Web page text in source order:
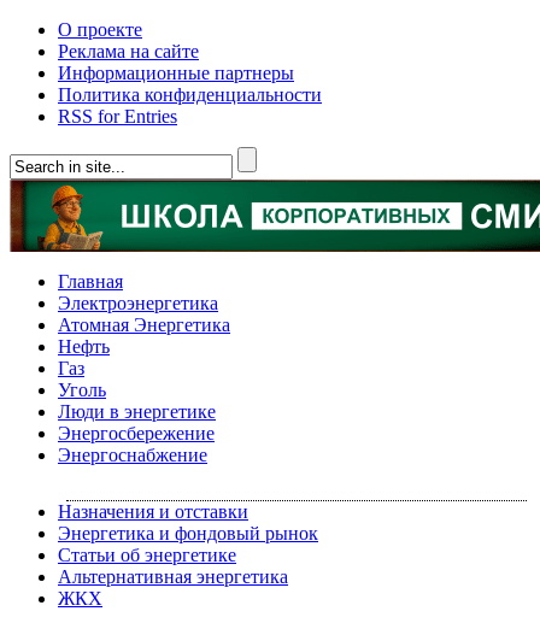
О проекте
Реклама на сайте
Информационные партнеры
Политика конфиденциальности
RSS for Entries
Главная
Электроэнергетика
Атомная Энергетика
Нефть
Газ
Уголь
Люди в энергетике
Энергосбережение
Энергоснабжение
Назначения и отставки
Энергетика и фондовый рынок
Статьи об энергетике
Альтернативная энергетика
ЖКХ